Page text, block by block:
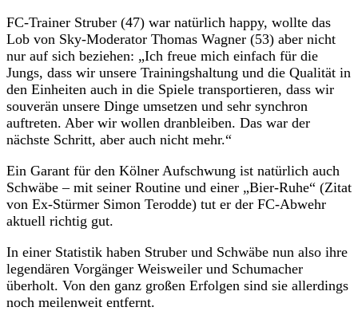
FC-Trainer Struber (47) war natürlich happy, wollte das
Lob von Sky-Moderator Thomas Wagner (53) aber nicht
nur auf sich beziehen: „Ich freue mich einfach für die
Jungs, dass wir unsere Trainingshaltung und die Qualität in
den Einheiten auch in die Spiele transportieren, dass wir
souverän unsere Dinge umsetzen und sehr synchron
auftreten. Aber wir wollen dranbleiben. Das war der
nächste Schritt, aber auch nicht mehr.“
Ein Garant für den Kölner Aufschwung ist natürlich auch
Schwäbe – mit seiner Routine und einer „Bier-Ruhe“ (Zitat
von Ex-Stürmer Simon Terodde) tut er der FC-Abwehr
aktuell richtig gut.
In einer Statistik haben Struber und Schwäbe nun also ihre
legendären Vorgänger Weisweiler und Schumacher
überholt. Von den ganz großen Erfolgen sind sie allerdings
noch meilenweit entfernt.